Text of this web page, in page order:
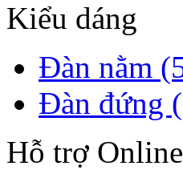
Kiểu dáng
Đàn nằm
Đàn đứng
Hỗ trợ Online